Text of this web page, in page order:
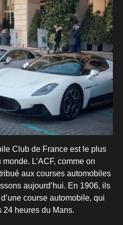
Club de France est le plus
L’ACF, comme on
aux courses automobiles
aujourd’hui. En 1906, ils
course automobile, qui
24 heures du Mans.